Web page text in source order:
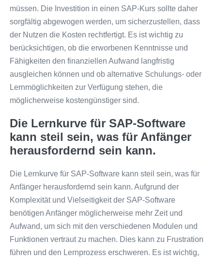
müssen. Die Investition in einen SAP-Kurs sollte daher
sorgfältig abgewogen werden, um sicherzustellen, dass
der Nutzen die Kosten rechtfertigt. Es ist wichtig zu
berücksichtigen, ob die erworbenen Kenntnisse und
Fähigkeiten den finanziellen Aufwand langfristig
ausgleichen können und ob alternative Schulungs- oder
Lernmöglichkeiten zur Verfügung stehen, die
möglicherweise kostengünstiger sind.
Die Lernkurve für SAP-Software
kann steil sein, was für Anfänger
herausfordernd sein kann.
Die Lernkurve für SAP-Software kann steil sein, was für
Anfänger herausfordernd sein kann. Aufgrund der
Komplexität und Vielseitigkeit der SAP-Software
benötigen Anfänger möglicherweise mehr Zeit und
Aufwand, um sich mit den verschiedenen Modulen und
Funktionen vertraut zu machen. Dies kann zu Frustration
führen und den Lernprozess erschweren. Es ist wichtig,